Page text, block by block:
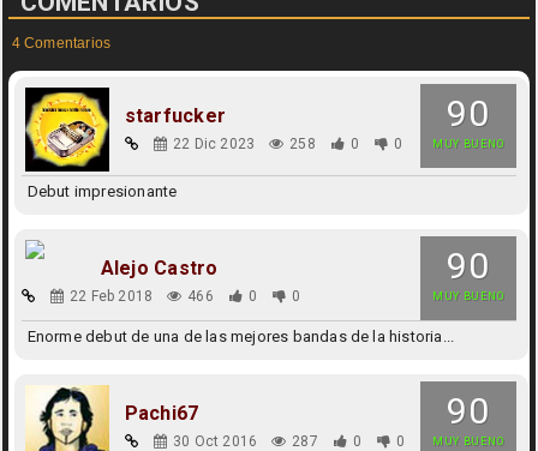
4 Comentarios
90
MUY BUENO
starfucker
22 Dic 2023 258 0 0
Debut impresionante
90
MUY BUENO
Alejo Castro
22 Feb 2018 466 0 0
Enorme debut de una de las mejores bandas de la historia...
90
MUY BUENO
Pachi67
30 Oct 2016 287 0 0